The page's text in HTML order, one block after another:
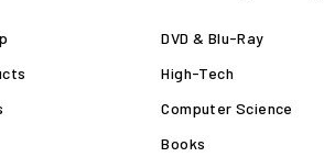
DVD & Blu-Ray
High-Tech
Computer Science
Books